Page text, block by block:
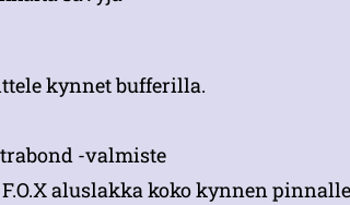
kynnet bufferilla.
-valmiste
aluslakka koko kynnen